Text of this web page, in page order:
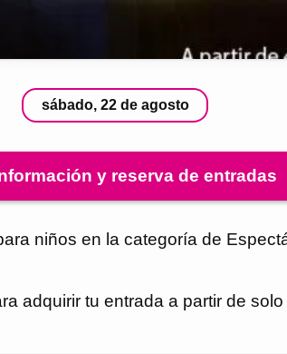
sábado, 22 de agosto
y reserva de entradas
niños en la categoría de
adquirir tu entrada a partir de